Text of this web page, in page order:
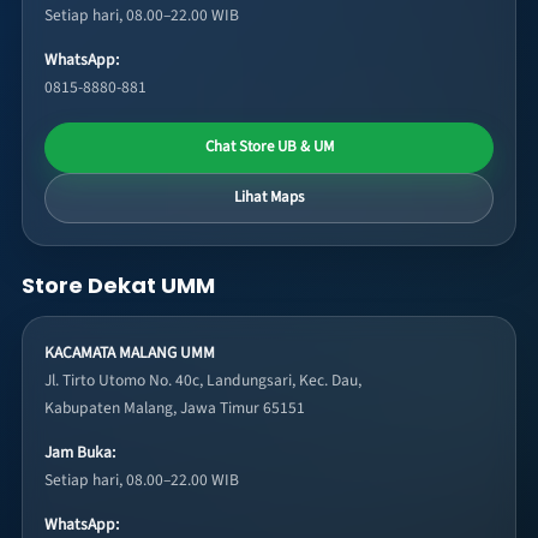
Setiap hari, 08.00–22.00 WIB
WhatsApp:
0815-8880-881
Chat Store UB & UM
Lihat Maps
Store Dekat UMM
KACAMATA MALANG UMM
Jl. Tirto Utomo No. 40c, Landungsari, Kec. Dau,
Kabupaten Malang, Jawa Timur 65151
Jam Buka:
Setiap hari, 08.00–22.00 WIB
WhatsApp: